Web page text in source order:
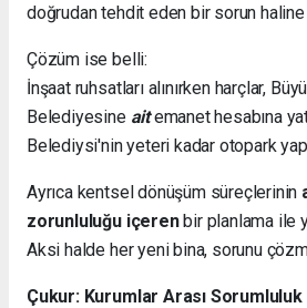
doğrudan tehdit eden bir sorun
Çözüm ise belli:
İnşaat ruhsatları alınırken harçlar,
Belediyesine aitemanet hesabına
Belediysi'nin yeteri kadar otopark
Ayrıca kentsel dönüşüm süreçlerinin
zorunluluğu içerenbir planlama ile
Aksi halde her yeni bina, sorunu
Çukur: Kurumlar Arası Sorumluluk